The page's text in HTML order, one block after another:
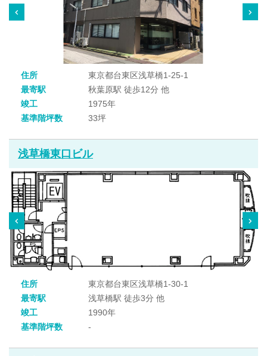
住所
東京都台東区浅草橋1-25-1
最寄駅
秋葉原駅 徒歩12分 他
竣工
1975年
基準階坪数
33坪
浅草橋東口ビル
住所
東京都台東区浅草橋1-30-1
最寄駅
浅草橋駅 徒歩3分 他
竣工
1990年
基準階坪数
-